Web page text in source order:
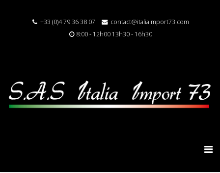
+33 (0)4 79 36 38 07
contact@italiaimport73.com
8:00 - 12h00 13h30 - 16h30